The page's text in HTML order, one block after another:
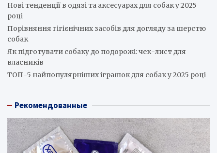
Нові тенденції в одязі та аксесуарах для собак у 2025
році
Порівняння гігієнічних засобів для догляду за шерстю
собак
Як підготувати собаку до подорожі: чек-лист для
власників
ТОП-5 найпопулярніших іграшок для собак у 2025 році
Рекомендованные